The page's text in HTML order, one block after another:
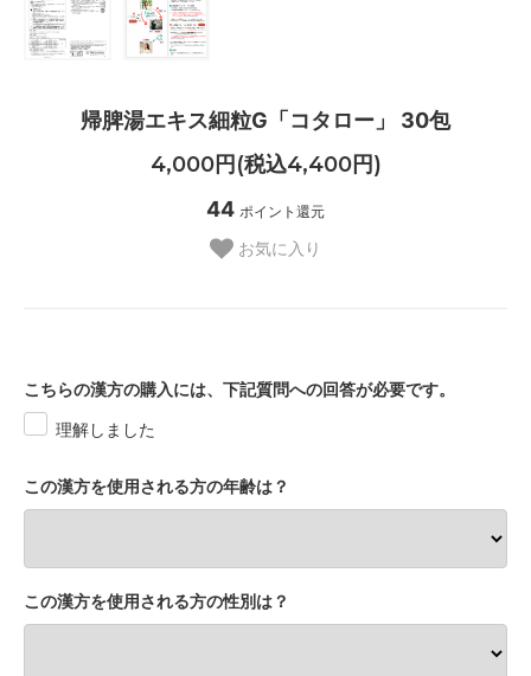
帰脾湯エキス細粒G「コタロー」 30包
4,000円(税込4,400円)
44 ポイント還元
お気に入り
こちらの漢方の購入には、下記質問への回答が必要です。
理解しました
この漢方を使用される方の年齢は？
この漢方を使用される方の性別は？